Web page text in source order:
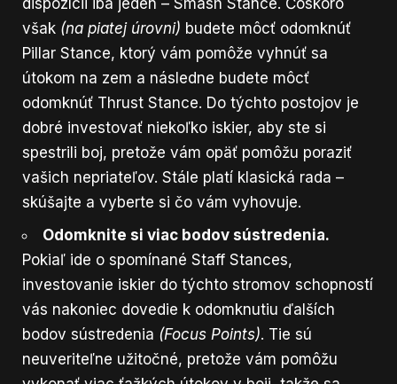
dispozícii iba jeden – Smash Stance. Čoskoro
však (na piatej úrovni) budete môcť odomknúť
Pillar Stance, ktorý vám pomôže vyhnúť sa
útokom na zem a následne budete môcť
odomknúť Thrust Stance. Do týchto postojov je
dobré investovať niekoľko iskier, aby ste si
spestrili boj, pretože vám opäť pomôžu poraziť
vašich nepriateľov. Stále platí klasická rada –
skúšajte a vyberte si čo vám vyhovuje.
Odomknite si viac bodov sústredenia.
Pokiaľ ide o spomínané Staff Stances,
investovanie iskier do týchto stromov schopností
vás nakoniec dovedie k odomknutiu ďalších
bodov sústredenia (Focus Points). Tie sú
neuveriteľne užitočné, pretože vám pomôžu